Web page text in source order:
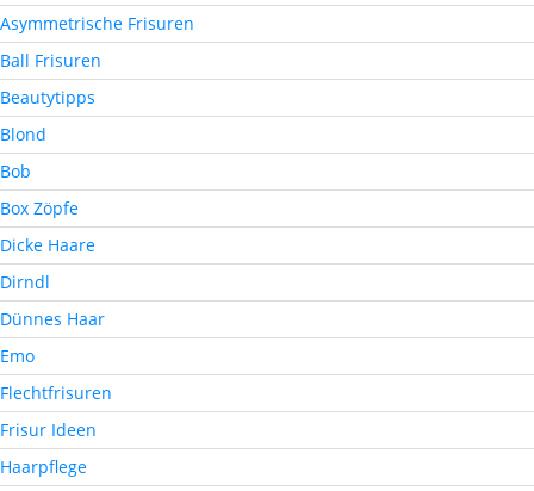
Asymmetrische Frisuren
Ball Frisuren
Beautytipps
Blond
Bob
Box Zöpfe
Dicke Haare
Dirndl
Dünnes Haar
Emo
Flechtfrisuren
Frisur Ideen
Haarpflege